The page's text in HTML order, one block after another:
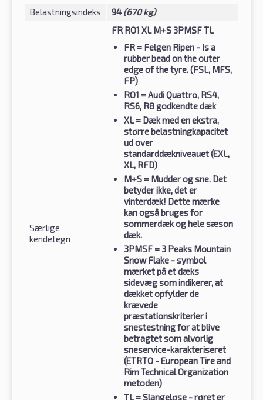
Belastningsindeks
94 (670 kg)
Særlige
kendetegn
FR RO1 XL M+S 3PMSF TL
FR = Felgen Ripen - Is a
rubber bead on the outer
edge of the tyre. (FSL, MFS,
FP)
RO1 = Audi Quattro, RS4,
RS6, R8 godkendte dæk
XL= Dæk med en ekstra,
større belastningkapacitet
ud over
standarddækniveauet (EXL,
XL, RFD)
M+S = Mudder og sne. Det
betyder ikke, det er
vinterdæk! Dette mærke
kan også bruges for
sommerdæk og hele sæson
dæk.
3PMSF = 3 Peaks Mountain
Snow Flake - symbol
mærket på et dæks
sidevæg som indikerer, at
dækket opfylder de
krævede
præstationskriterier i
snestestning for at blive
betragtet som alvorlig
sneservice-karakteriseret
(ETRTO - European Tire and
Rim Technical Organization
metoden)
TL= Slangeløse - røret er